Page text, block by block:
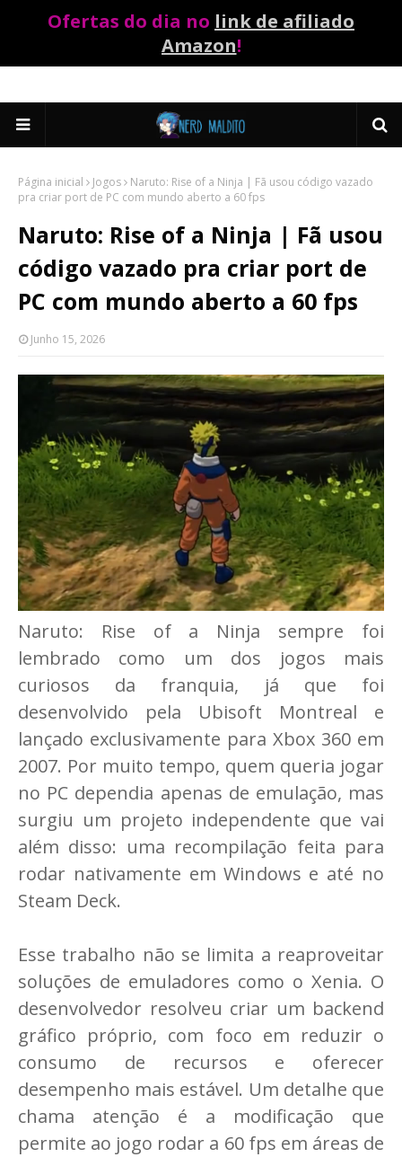
Ofertas do dia no link de afiliado
Amazon!
Página inicial Jogos
Naruto: Rise of a Ninja | Fã usou código vazado
pra criar port de PC com mundo aberto a 60 fps
Naruto: Rise of a Ninja | Fã usou
código vazado pra criar port de
PC com mundo aberto a 60 fps
Junho 15, 2026
Naruto: Rise of a Ninja sempre foi
lembrado como um dos jogos mais
curiosos da franquia, já que foi
desenvolvido pela Ubisoft Montreal e
lançado exclusivamente para Xbox 360 em
2007. Por muito tempo, quem queria jogar
no PC dependia apenas de emulação, mas
surgiu um projeto independente que vai
além disso: uma recompilação feita para
rodar nativamente em Windows e até no
Steam Deck.
Esse trabalho não se limita a reaproveitar
soluções de emuladores como o Xenia. O
desenvolvedor resolveu criar um backend
gráfico próprio, com foco em reduzir o
consumo de recursos e oferecer
desempenho mais estável. Um detalhe que
chama atenção é a modificação que
permite ao jogo rodar a 60 fps em áreas de